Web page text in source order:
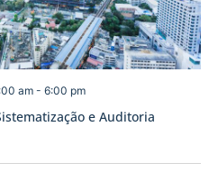
e Auditoria
am- 6:00 pm